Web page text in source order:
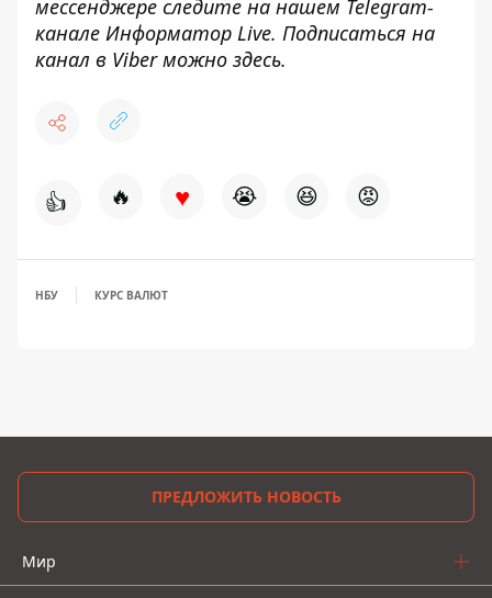
мессенджере следите на нашем Telegram-
канале Информатор Live. Подписаться на
канал в Viber можно здесь.
👍 🔥 ♥ 😭 😆 😡
НБУ КУРС ВАЛЮТ
ПРЕДЛОЖИТЬ НОВОСТЬ
Мир